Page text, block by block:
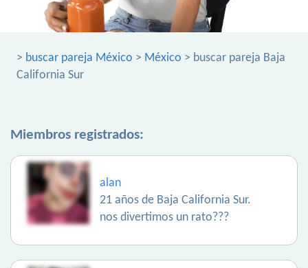
> buscar pareja México > México > buscar pareja Baja
California Sur
Miembros registrados:
alan
21 años de Baja California Sur.
nos divertimos un rato???